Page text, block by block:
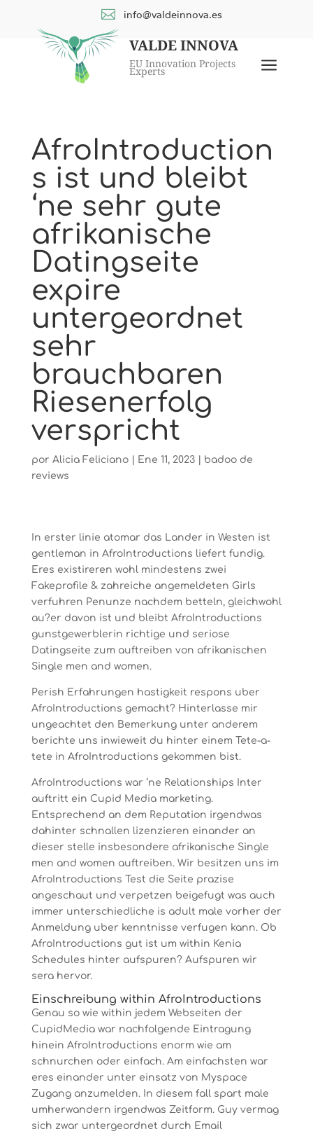
VALDE INNOVA
EU Innovation Projects
Experts a
 info@valdeinnova.es
AfroIntroduction
s ist und bleibt
‘ne sehr gute
afrikanische
Datingseite
expire
untergeordnet
sehr
brauchbaren
Riesenerfolg
verspricht
por Alicia Feliciano| Ene 11, 2023| badoo de
reviews
In erster linie atomar das Lander in Westen ist
gentleman in AfroIntroductions liefert fundig.
Eres existireren wohl mindestens zwei
Fakeprofile & zahreiche angemeldeten Girls
verfuhren Penunze nachdem betteln, gleichwohl
au?er davon ist und bleibt AfroIntroductions
gunstgewerblerin richtige und seriose
Datingseite zum auftreiben von afrikanischen
Single men and women.
Perish Erfahrungen hastigkeit respons uber
AfroIntroductions gemacht? Hinterlasse mir
ungeachtet den Bemerkung unter anderem
berichte uns inwieweit du hinter einem Tete-a-
tete in AfroIntroductions gekommen bist.
AfroIntroductions war ‘ne Relationships Inter
auftritt ein Cupid Media marketing.
Entsprechend an dem Reputation irgendwas
dahinter schnallen lizenzieren einander an
dieser stelle insbesondere afrikanische Single
men and women auftreiben. Wir besitzen uns im
AfroIntroductions Test die Seite prazise
angeschaut und verpetzen beigefugt was auch
immer unterschiedliche is adult male vorher der
Anmeldung uber kenntnisse verfugen kann. Ob
AfroIntroductions gut ist um within Kenia
Schedules hinter aufspuren? Aufspuren wir
sera hervor.
Einschreibung within AfroIntroductions
Genau so wie within jedem Webseiten der
CupidMedia war nachfolgende Eintragung
hinein AfroIntroductions enorm wie am
schnurchen oder einfach. Am einfachsten war
eres einander unter einsatz von Myspace
Zugang anzumelden. In diesem fall spart male
umherwandern irgendwas Zeitform. Guy vermag
sich zwar untergeordnet durch Email